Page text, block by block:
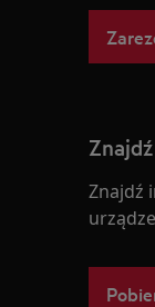
Znajdź